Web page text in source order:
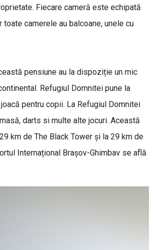
Fiecare cameră este echipată
toate camerele au balcoane, unele cu
pensiune au la dispoziție un mic
Refugiul Domnitei pune la
pentru copii. La Refugiul Domnitei
darts si multe alte jocuri. Această
km de The Black Tower și la 29 km de
Internațional Brașov-Ghimbav se află